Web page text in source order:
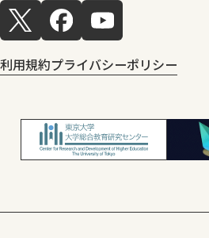
利用規約プライバシーポリシー